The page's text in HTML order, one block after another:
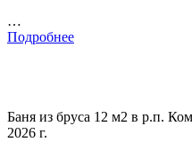
…
Подробнее
Баня из бруса 12 м2 в р.п.
2026 г.